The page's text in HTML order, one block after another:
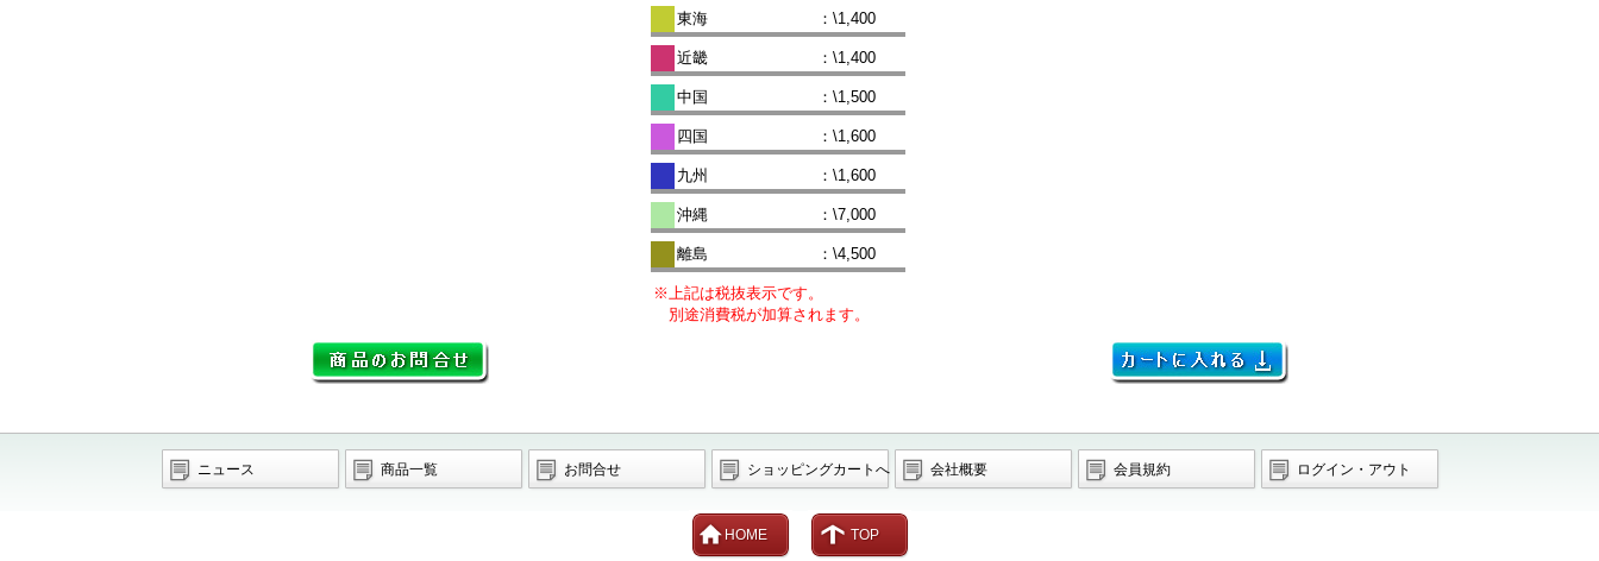
東海 ：\1,400
近畿 ：\1,400
中国 ：\1,500
四国 ：\1,600
九州 ：\1,600
沖縄 ：\7,000
離島 ：\4,500
※上記は税抜表示です。
別途消費税が加算されます。
ニュース 商品一覧 お問合せ ショッピングカートへ 会社概要 会員規約 ログイン・アウト
HOME TOP